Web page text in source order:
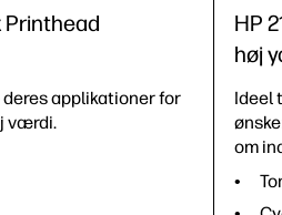
Printhead
deres applikationer for
værdi.
HP
høj
Ideel
om